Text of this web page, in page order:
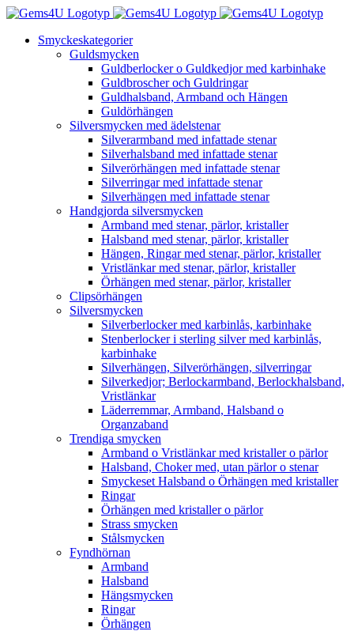
Fortsätt
innehålletSmyckeskategorier
Guldsmycken
Guldberlocker o Guldkedjor med karbinhake
Guldbroscher och Guldringar
Guldhalsband, Armband och Hängen
Guldörhängen
Silversmycken med ädelstenar
Silverarmband med infattade stenar
Silverhalsband med infattade stenar
Silverörhängen med infattade stenar
Silverringar med infattade stenar
Silverhängen med infattade stenar
Handgjorda silversmycken
Armband med stenar, pärlor, kristaller
Halsband med stenar, pärlor, kristaller
Hängen, Ringar med stenar, pärlor, kristaller
Vristlänkar med stenar, pärlor, kristaller
Örhängen med stenar, pärlor, kristaller
Clipsörhängen
Silversmycken
Silverberlocker med karbinlås, karbinhake
Stenberlocker i sterling silver med karbinlås,
karbinhake
Silverhängen, Silverörhängen, silverringar
Silverkedjor; Berlockarmband, Berlockhalsband,
Vristlänkar
Läderremmar, Armband, Halsband o
Organzaband
Trendiga smycken
Armband o Vristlänkar med kristaller o pärlor
Halsband, Choker med, utan pärlor o stenar
Smyckeset Halsband o Örhängen med kristaller
Ringar
Örhängen med kristaller o pärlor
Strass smycken
Stålsmycken
Fyndhörnan
Armband
Halsband
Hängsmycken
Ringar
Örhängen